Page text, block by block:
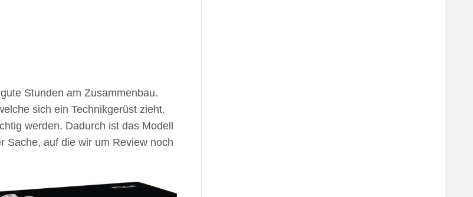
Stunden am Zusammenbau.
sich ein Technikgerüst zieht.
werden. Dadurch ist das Modell
Sache, auf die wir um Review noch